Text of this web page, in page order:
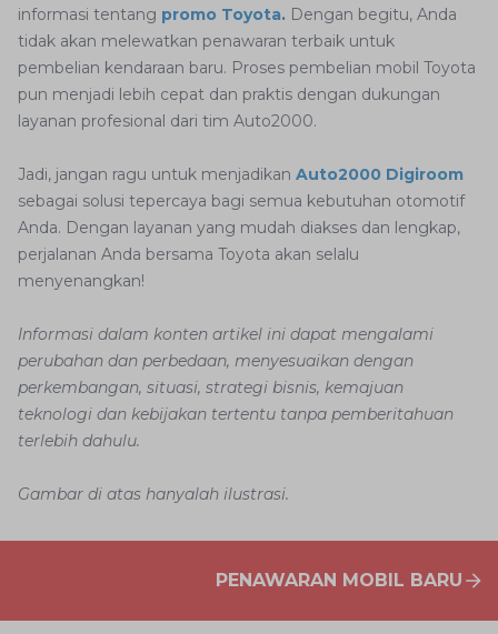
informasi tentang promo Toyota. Dengan begitu, Anda
tidak akan melewatkan penawaran terbaik untuk
pembelian kendaraan baru. Proses pembelian mobil Toyota
pun menjadi lebih cepat dan praktis dengan dukungan
layanan profesional dari tim Auto2000.
Jadi, jangan ragu untuk menjadikan Auto2000 Digiroom
sebagai solusi tepercaya bagi semua kebutuhan otomotif
Anda. Dengan layanan yang mudah diakses dan lengkap,
perjalanan Anda bersama Toyota akan selalu
menyenangkan!
Informasi dalam konten artikel ini dapat mengalami
perubahan dan perbedaan, menyesuaikan dengan
perkembangan, situasi, strategi bisnis, kemajuan
teknologi dan kebijakan tertentu tanpa pemberitahuan
terlebih dahulu.
Gambar di atas hanyalah ilustrasi.
PENAWARAN MOBIL BARU